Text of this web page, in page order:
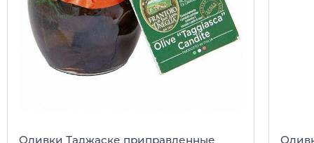
Оливки Таджаске приправленные